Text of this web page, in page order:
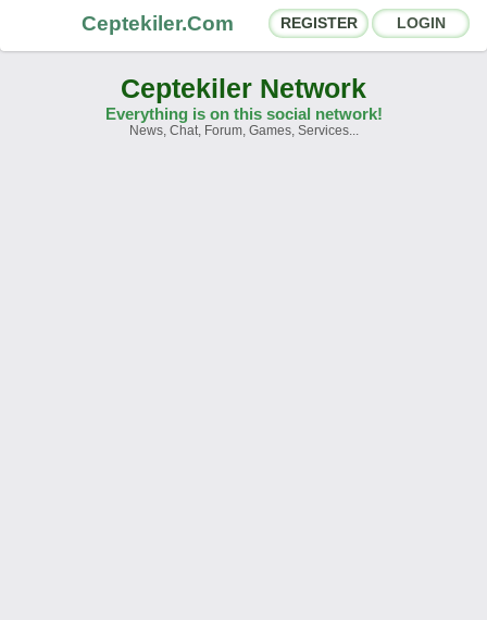
Ceptekiler.Com REGISTER LOGIN
Ceptekiler Network
Everything is on this social network!
News, Chat, Forum, Games, Services...